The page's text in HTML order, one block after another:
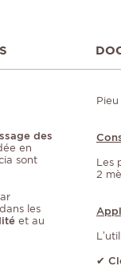
des
en
sont
les
et au
Les
2
✔